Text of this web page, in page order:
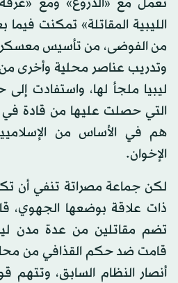
الليبية المقاتلة» تمكنت
من الفوضى، من تأسيس
وتدريب عناصر محلية وأخرى
ليبيا ملجأ لها، واستفادت
التي حصلت عليها من قادة في
هم في الأساس من
الإخوان.
لكن جماعة مصراتة تنفي أن
ذات علاقة بوضعها الجهوي،
تضم مقاتلين من عدة مدن
قامت ضد حكم القذافي من
أنصار النظام السابق، وتتهم